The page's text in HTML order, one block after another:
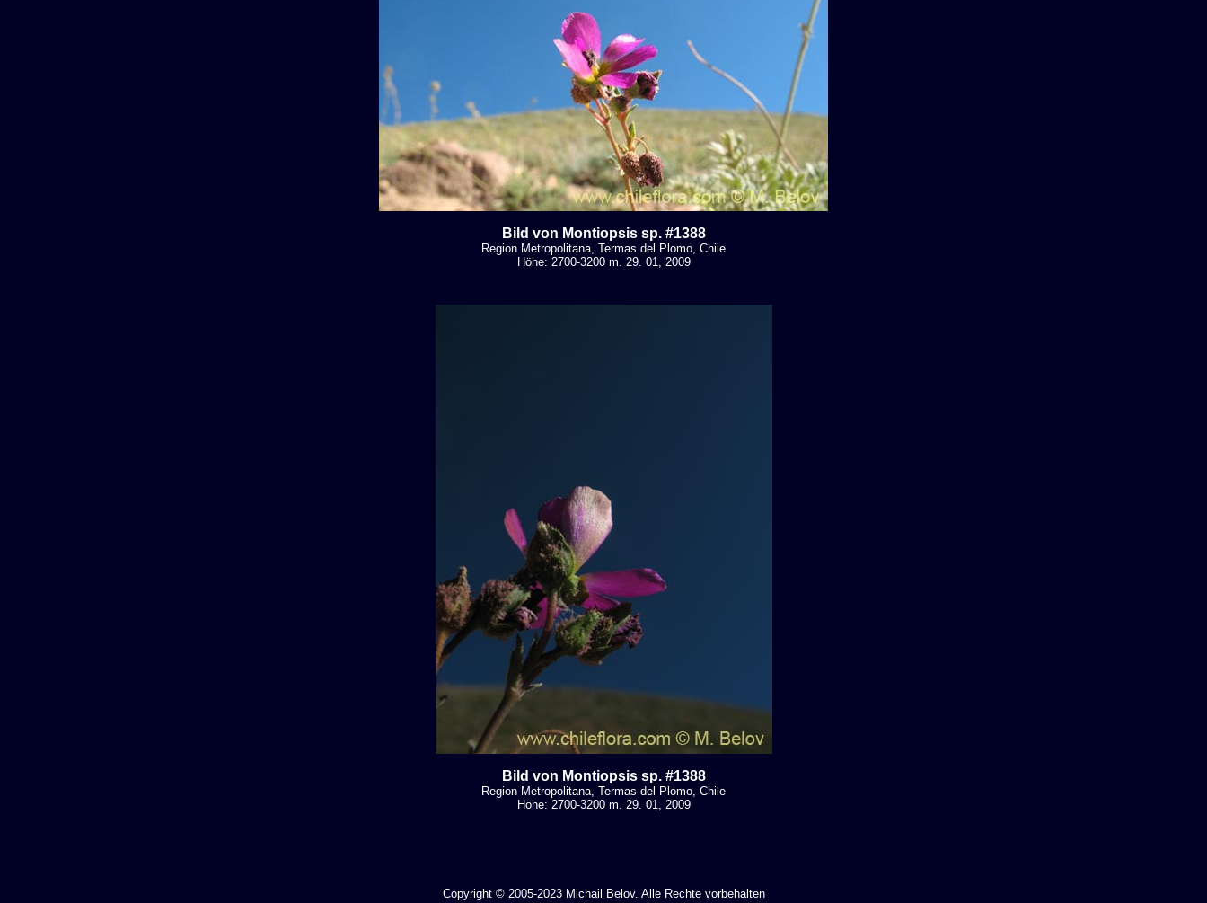
Bild von Montiopsis sp. #1388
Region Metropolitana, Termas del Plomo, Chile
Höhe: 2700-3200 m. 29. 01, 2009
Bild von Montiopsis sp. #1388
Region Metropolitana, Termas del Plomo, Chile
Höhe: 2700-3200 m. 29. 01, 2009
Copyright © 2005-2023 Michail Belov. Alle Rechte vorbehalten